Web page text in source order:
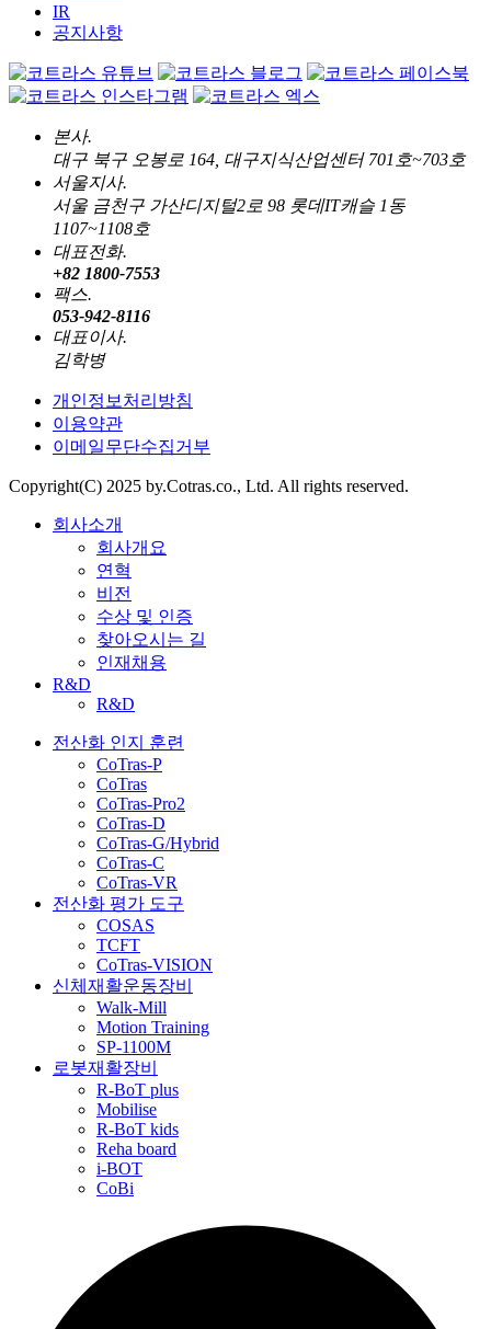
IR
공지사항
본사.
대구 북구 오봉로 164, 대구지식산업센터 701호~703호
서울지사.
서울 금천구 가산디지털2로 98 롯데IT캐슬 1동
1107~1108호
대표전화.
+82 1800-7553
팩스.
053-942-8116
대표이사.
김학병
개인정보처리방침
이용약관
이메일무단수집거부
Copyright(C) 2025 by.Cotras.co., Ltd. All rights reserved.
회사소개
회사개요
연혁
비전
수상 및 인증
찾아오시는 길
인재채용
R&D
R&D
전산화 인지 훈련
CoTras-P
CoTras
CoTras-Pro2
CoTras-D
CoTras-G/Hybrid
CoTras-C
CoTras-VR
전산화 평가 도구
COSAS
TCFT
CoTras-VISION
신체재활운동장비
Walk-Mill
Motion Training
SP-1100M
로봇재활장비
R-BoT plus
Mobilise
R-BoT kids
Reha board
i-BOT
CoBi